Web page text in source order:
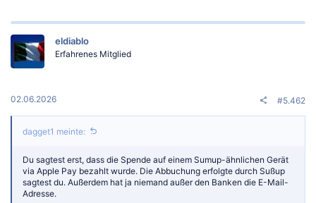
eldiablo
Erfahrenes Mitglied
02.06.2026 #5.462
dagget1 meinte:
Du sagtest erst, dass die Spende auf einem Sumup-ähnlichen Gerät
via Apple Pay bezahlt wurde. Die Abbuchung erfolgte durch Sußup
sagtest du. Außerdem hat ja niemand außer den Banken die E-Mail-
Adresse.